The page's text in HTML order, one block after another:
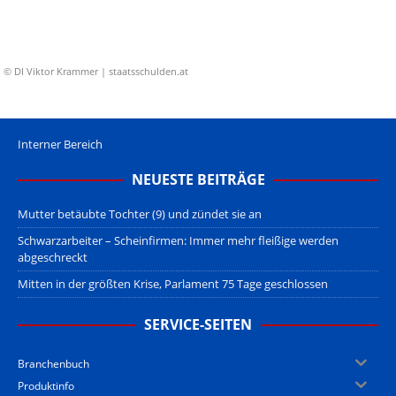
© DI Viktor Krammer | staatsschulden.at
Interner Bereich
NEUESTE BEITRÄGE
Mutter betäubte Tochter (9) und zündet sie an
Schwarzarbeiter – Scheinfirmen: Immer mehr fleißige werden
abgeschreckt
Mitten in der größten Krise, Parlament 75 Tage geschlossen
SERVICE-SEITEN
Branchenbuch
Produktinfo